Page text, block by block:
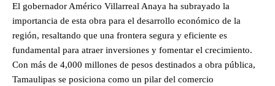
El gobernador Américo Villarreal Anaya ha subrayado la
importancia de esta obra para el desarrollo económico de la
región, resaltando que una frontera segura y eficiente es
fundamental para atraer inversiones y fomentar el crecimiento.
Con más de 4,000 millones de pesos destinados a obra pública,
Tamaulipas se posiciona como un pilar del comercio